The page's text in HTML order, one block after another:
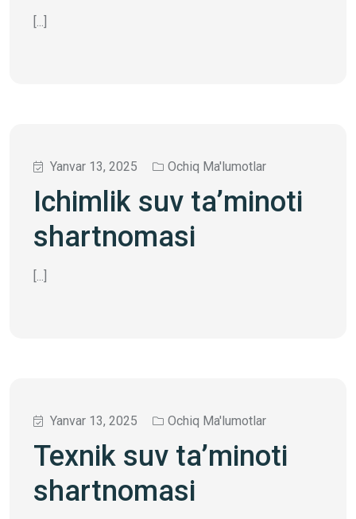
[...]
Yanvar 13, 2025 Ochiq Ma'lumotlar
Ichimlik suv ta’minoti
shartnomasi
[...]
Yanvar 13, 2025 Ochiq Ma'lumotlar
Texnik suv ta’minoti
shartnomasi